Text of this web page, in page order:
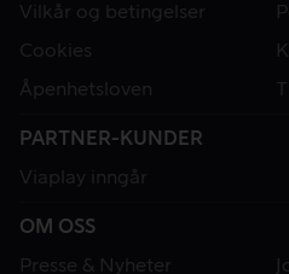
Vilkår og betingelser
Cookies
Åpenhetsloven
PARTNER-KUNDER
Viaplay inngår
OM OSS
Presse & Nyheter